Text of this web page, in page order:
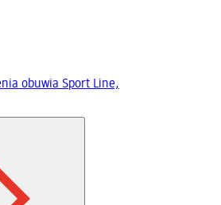
obuwia Sport Line,